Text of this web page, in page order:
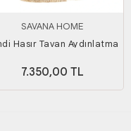
SAVANA HOME
Hasır Tavan Aydınlatma
7.350,00 TL